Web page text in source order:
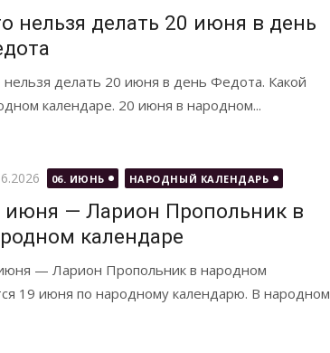
нельзя делать 20 июня в день
нельзя делать 20 июня в день Федота. Какой
календаре. 20 июня в народном...
06. ИЮНЬ НАРОДНЫЙ КАЛЕНДАРЬ
июня — Ларион Пропольник в
календаре
— Ларион Пропольник в народном
19 июня по народному календарю. В народном